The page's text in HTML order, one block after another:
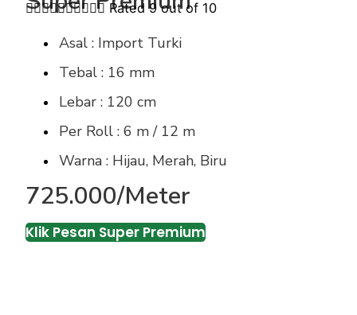
 Rated 9 out of 10
Asal : Import Turki
Tebal : 16 mm
Lebar : 120 cm
Per Roll : 6 m / 12 m
Warna : Hijau, Merah, Biru
725.000/Meter
Klik Pesan Super Premium